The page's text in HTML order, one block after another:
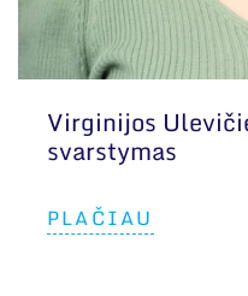
Virginijos
svarstymas
PLAČIAU